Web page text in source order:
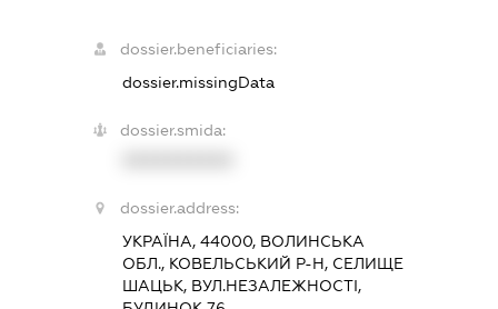
dossier.beneficiaries:
dossier.missingData
dossier.smida:
dossier.address:
УКРАЇНА, 44000, ВОЛИНСЬКА
ОБЛ., КОВЕЛЬСЬКИЙ Р-Н, СЕЛИЩЕ
ШАЦЬК, ВУЛ.НЕЗАЛЕЖНОСТІ,